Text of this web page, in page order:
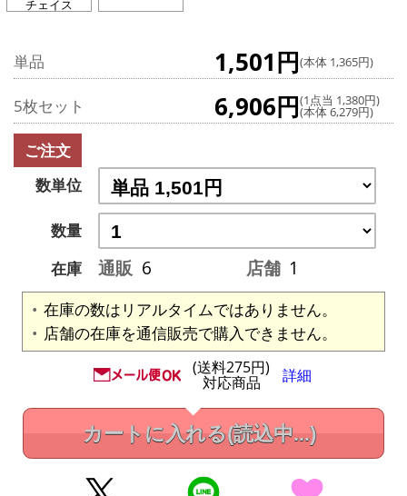
チェイス
単品 1,501円(本体 1,365円)
5枚セット 6,906円(1点当 1,380円)
(本体 6,279円)
ご注文
数単位
数量
在庫
通販 6 店舗 1
在庫の数はリアルタイムではありません。
店舗の在庫を通信販売で購入できません。
(送料275円)
対応商品 詳細
カートに入れる(読込中...)